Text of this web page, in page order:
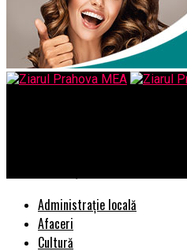
Administrație locală
Afaceri
Cultură